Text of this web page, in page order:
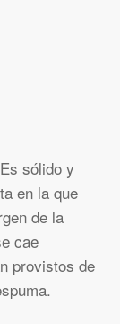
sólido y
en la que
de la
cae
provistos de